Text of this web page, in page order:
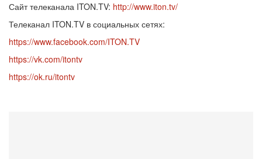
Сайт телеканала ITON.TV: http://www.iton.tv/
Телеканал ITON.TV в социальных сетях:
https://www.facebook.com/ITON.TV
https://vk.com/itontv
https://ok.ru/itontv